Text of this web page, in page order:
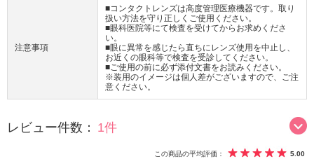
注意事項
■コンタクトレンズは高度管理医療機器です。取り
扱い方法を守り正しくご使用ください。
■眼科医院等にて検査を受けてからお求めくださ
い。
■眼に異常を感じたら直ちにレンズ使用を中止し、
お近くの眼科等で検査を受診してください。
■ご使用の前に必ず添付文書をお読みください。
※装用のイメージは個人差がございますので、ご注
意ください。
レビュー件数： 1件
この商品の平均評価： 5.00